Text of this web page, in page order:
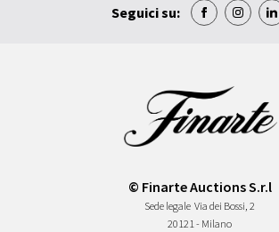
Seguici su:
© Finarte Auctions S.r.l
Sede legale Via dei Bossi, 2
20121 - Milano